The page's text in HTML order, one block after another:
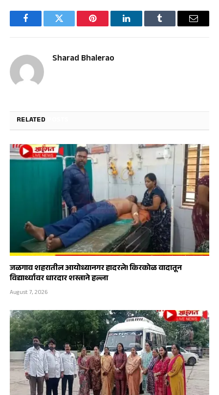
FacebookTwitter Pinterest LinkedInTumblr Email
Sharad Bhalerao
RELATED
जळगाव शहरातील आयोध्यानगर हादरले! किरकोळ वादातून
विद्यार्थ्यावर धारदार शस्त्राने हल्ला
August 7, 2026